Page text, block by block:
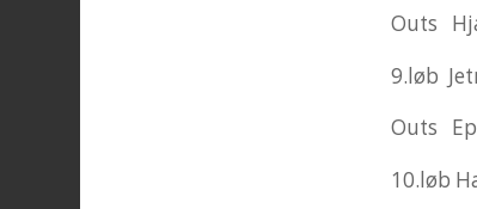
Outs
9.løb
Outs
10.løb